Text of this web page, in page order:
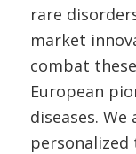
rare
market
combat
European
diseases.